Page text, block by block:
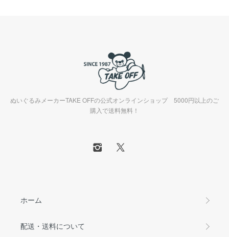
ぬいぐるみメーカーTAKE OFFの公式オンラインショップ 5000円以上のご
購入で送料無料！
ホーム
配送・送料について